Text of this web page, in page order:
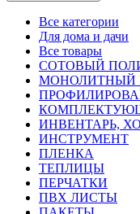
Все категории
Для дома и дачи
Все товары
СОТОВЫЙ
МОНОЛИТНЫЙ
ИНВЕНТАРЬ,
ИНСТРУМЕНТ
ПЛЕНКА
ТЕПЛИЦЫ
ПЕРЧАТКИ
ПВХ ЛИСТЫ